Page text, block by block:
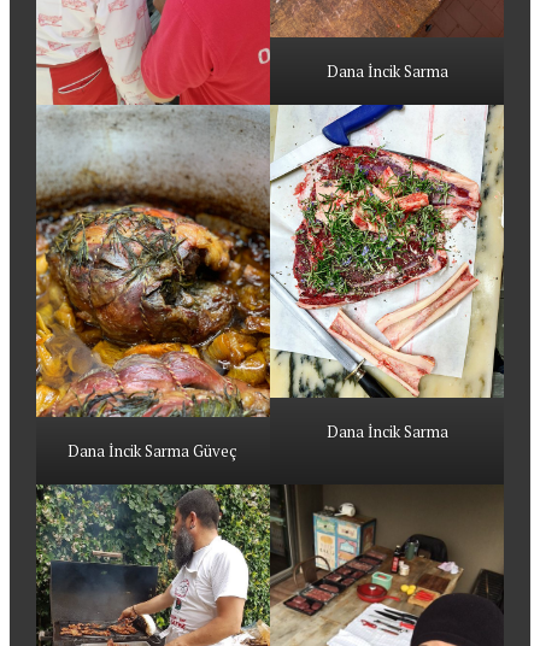
Dana İncik Sarma
Dana İncik Sarma Güveç
Dana İncik Sarma